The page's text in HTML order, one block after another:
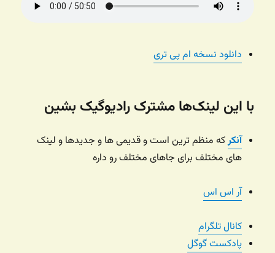
دانلود نسخه ام پی تری
با این لینک‌ها مشترک رادیوگیک بشین
آنکرکه منظم ترین است و قدیمی ها و جدیدها و لینک
های مختلف برای جاهای مختلف رو داره
آر اس اس
کانال تلگرام
پادکست گوگل